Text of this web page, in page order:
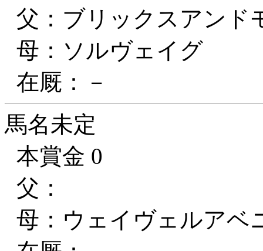
父：ブリックスアンド
母：ソルヴェイグ
在厩：－
馬名未定
本賞金 0
父：
母：ウェイヴェルアベ